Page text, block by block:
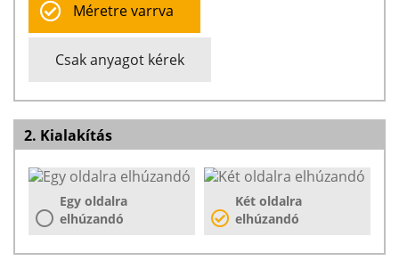
Méretre varrva
Csak anyagot kérek
2. Kialakítás
Egy oldalra
elhúzandó
Két oldalra
elhúzandó